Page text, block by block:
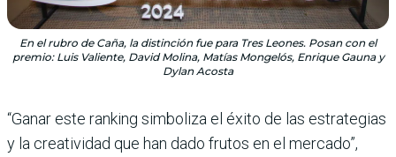
En el rubro de Caña, la distinción fue para Tres Leones. Posan con el
premio: Luis Valiente, David Molina, Matías Mongelós, Enrique Gauna y
Dylan Acosta
“Ganar este ranking simboliza el éxito de las estrategias
y la crea­tividad que han dado fru­tos en el mercado”,